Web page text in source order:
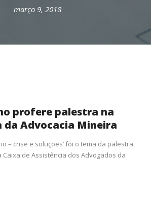
março 9, 2018
profere palestra na
da Advocacia Mineira
– crise e soluções’ foi o tema da palestra
de Assistência dos Advogados da